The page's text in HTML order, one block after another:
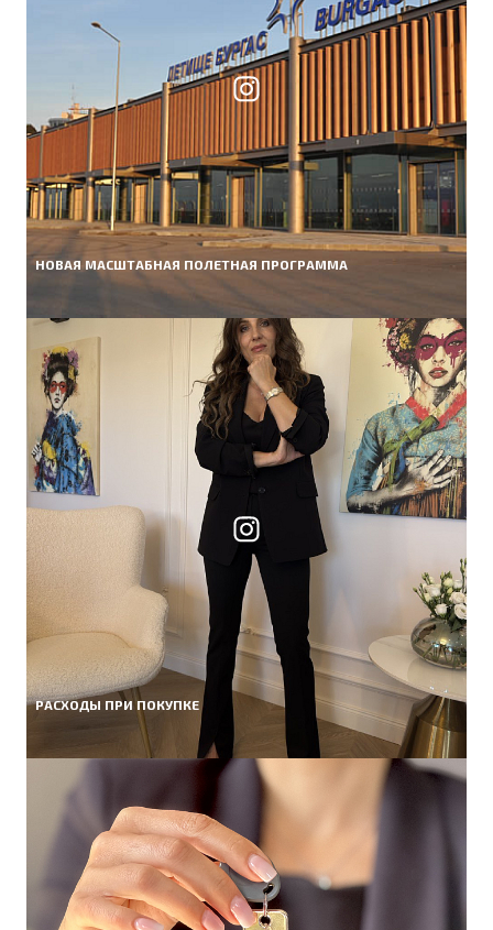
НОВАЯ МАСШТАБНАЯ ПОЛЕТНАЯ ПРОГРАММА
РАСХОДЫ ПРИ ПОКУПКЕ